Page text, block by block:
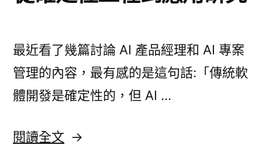
索
策
略〉
AI
檢
索
略〉
最近看了幾篇討論 AI 產品經理和 AI 專案
管理的內容，最有感的是這句話:「傳統軟
體開發是確定性的，但 AI …
閱讀全文 〈如